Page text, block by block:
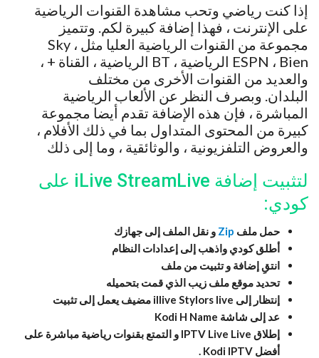
إذا كنت رياضي وتحب مشاهدة القنوات الرياضية
على الإنترنت ، فهذا إضافة كبيرة لكم. وتتميز
مجموعة من القنوات الرياضية العليا مثل Sky ،
ESPN ، Bien الرياضية ، BT الرياضية ، القناة + ،
والعديد من القنوات الأخرى من مختلف
البلدان. وبصرف النظر عن الألعاب الرياضية
المباشرة ، فإن هذه الإضافة تقدم أيضا مجموعة
كبيرة من المحتوى المتداول بما في ذلك الأفلام ،
والعروض التلفزيونية ، والوثائقية ، وما إلى ذلك
لتثبيت إضافة iLive StreamLive على
كودي:
حمل ملف Zip و نقل الملف إلى جهازك
أطلق كودي واذهب إلى إعدادات النظام
انتقِ إضافة و تثبيت من ملف
تحديد موقع ملف زيب الذي قمت بتحميله
إنتظار إلى illive Stylors live مضيف يعمل إلى تثبيت
عد إلى شاشة Kodi H Name
إطلاق IPTV Live Live و التمتع بقنوات رياضية مباشرة على
أفضل
Kodi IPTV .